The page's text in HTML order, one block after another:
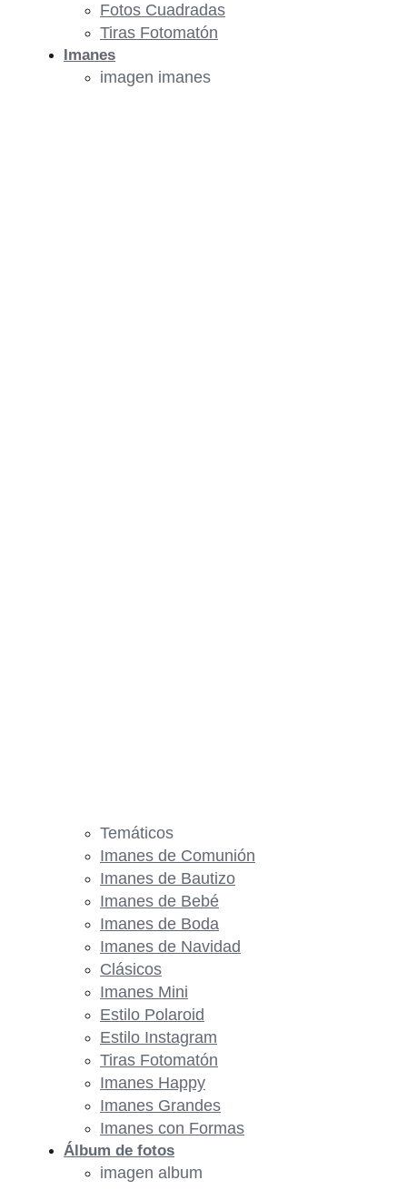
Fotos Cuadradas
Tiras Fotomatón
Imanes
imagen imanes
Temáticos
Imanes de Comunión
Imanes de Bautizo
Imanes de Bebé
Imanes de Boda
Imanes de Navidad
Clásicos
Imanes Mini
Estilo Polaroid
Estilo Instagram
Tiras Fotomatón
Imanes Happy
Imanes Grandes
Imanes con Formas
Álbum de fotos
imagen album